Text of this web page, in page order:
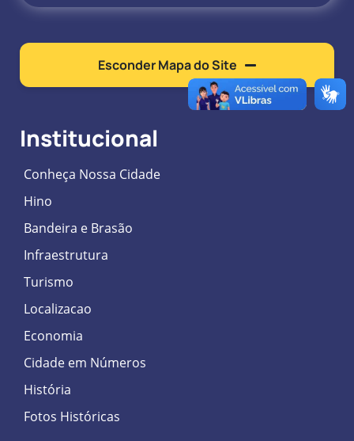
Esconder Mapa do Site
Institucional
Conheça Nossa Cidade
Hino
Bandeira e Brasão
Infraestrutura
Turismo
Localizacao
Economia
Cidade em Números
História
Fotos Históricas